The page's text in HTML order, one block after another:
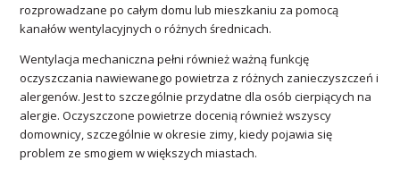
rozprowadzane po całym domu lub mieszkaniu za pomocą
kanałów wentylacyjnych o różnych średnicach.
Wentylacja mechaniczna pełni również ważną funkcję
oczyszczania nawiewanego powietrza z różnych zanieczyszczeń i
alergenów. Jest to szczególnie przydatne dla osób cierpiących na
alergie. Oczyszczone powietrze docenią również wszyscy
domownicy, szczególnie w okresie zimy, kiedy pojawia się
problem ze smogiem w większych miastach.